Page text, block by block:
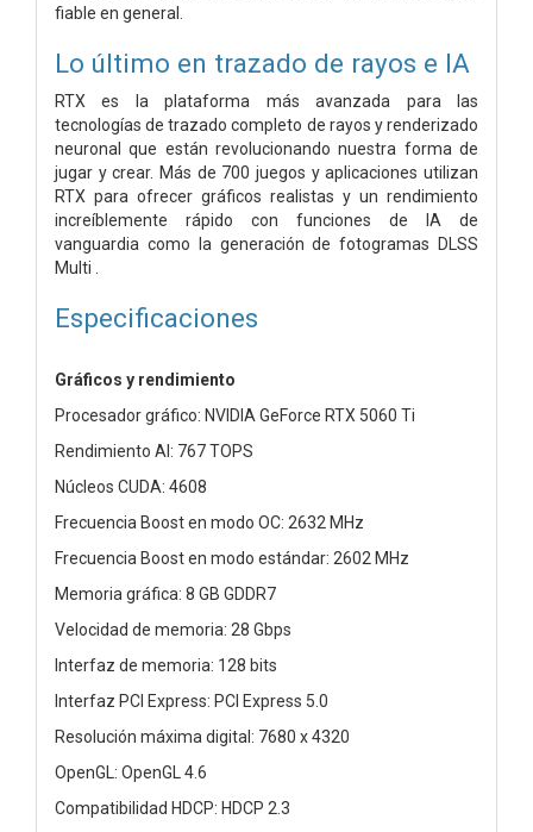
fiable en general.
Lo último en trazado de rayos e IA
RTX es la plataforma más avanzada para las
tecnologías de trazado completo de rayos y renderizado
neuronal que están revolucionando nuestra forma de
jugar y crear. Más de 700 juegos y aplicaciones utilizan
RTX para ofrecer gráficos realistas y un rendimiento
increíblemente rápido con funciones de IA de
vanguardia como la generación de fotogramas DLSS
Multi .
Especificaciones
Gráficos y rendimiento
Procesador gráfico: NVIDIA GeForce RTX 5060 Ti
Rendimiento AI: 767 TOPS
Núcleos CUDA: 4608
Frecuencia Boost en modo OC: 2632 MHz
Frecuencia Boost en modo estándar: 2602 MHz
Memoria gráfica: 8 GB GDDR7
Velocidad de memoria: 28 Gbps
Interfaz de memoria: 128 bits
Interfaz PCI Express: PCI Express 5.0
Resolución máxima digital: 7680 x 4320
OpenGL: OpenGL 4.6
Compatibilidad HDCP: HDCP 2.3